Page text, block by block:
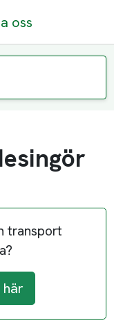
oss
transport